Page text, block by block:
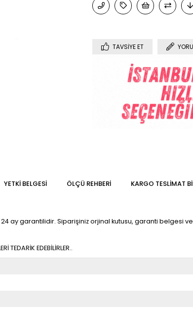
TAVSIYE ET
YETKİ BELGESİ ÖLÇÜ REHBERI KARGO TESLIMAT
24 ay garantilidir. Siparişiniz orjinal kutusu, garanti belgesi
TEDARİK EDEBİLİRLER..